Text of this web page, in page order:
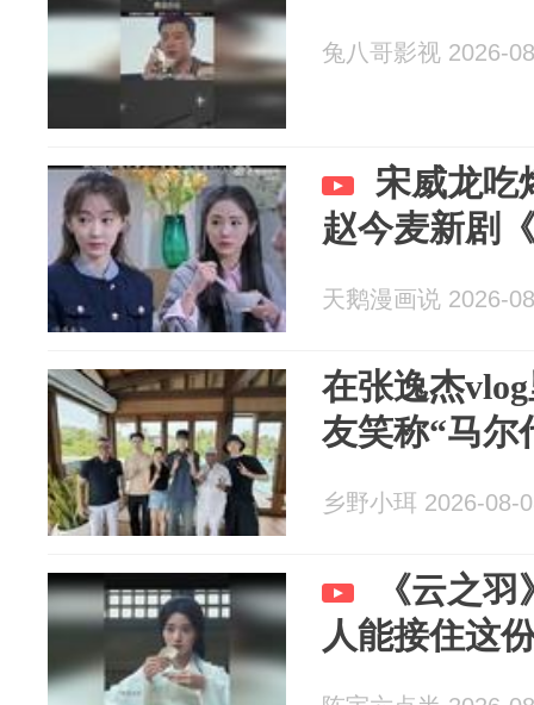
兔八哥影视 2026-
宋威龙吃
赵今麦新剧
天鹅漫画说 2026-
在张逸杰
友笑称“马尔
乡野小珥 2026-08-
《云之
人能接住这